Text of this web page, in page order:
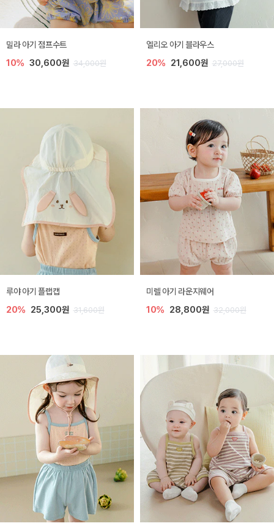
밀라 아기 점프수트
10% 30,600원 34,000원
엘리오 아기 블라우스
20% 21,600원 27,000원
루야 아기 플랩캡
20% 25,300원 31,600원
미렐 아기 라운지웨어
10% 28,800원 32,000원